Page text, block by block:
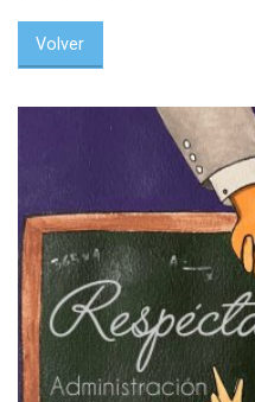
Volver